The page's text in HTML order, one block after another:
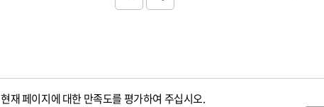
현재 페이지에 대한 만족도를 평가하여 주십시오.